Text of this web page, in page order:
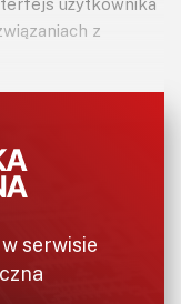
z
poprzez
serwisie